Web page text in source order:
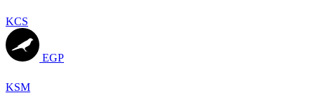
KCS
EGP
KSM